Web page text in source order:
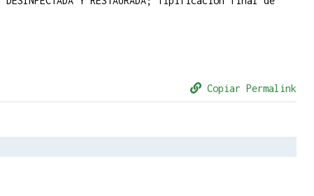
Copiar Permalink